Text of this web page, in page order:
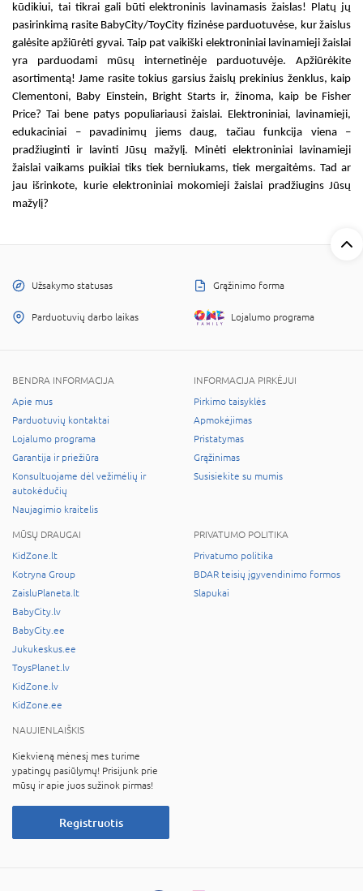
kūdikiui, tai tikrai gali būtielektroninis lavinamasis žaislas! Platų jų
pasirinkimą rasite BabyCity/ToyCity fizinėse parduotuvėse, kur žaislus
galėsite apžiūrėti gyvai. Taip patvaikiški elektroniniai lavinamieji žaislai
yra parduodami mūsų internetinėje parduotuvėje. Apžiūrėkite
asortimentą! Jame rasite tokius garsius žaislų prekinius ženklus, kaip
Clementoni, Baby Einstein, Bright Starts ir, žinoma, kaip be Fisher
Price? Tai bene patys populiariausižaislai. Elektroniniai, lavinamieji,
edukaciniai – pavadinimų jiems daug, tačiau funkcija viena –
pradžiuginti ir lavinti Jūsų mažylį. Minėti elektroniniai lavinamieji
žaislai vaikams puikiai tiks tiek berniukams, tiek mergaitėms. Tad ar
jau išrinkote, kurie elektroniniai mokomieji žaislai pradžiugins Jūsų
mažylį?
Užsakymo statusas Grąžinimo forma
Parduotuvių darbo laikas Lojalumo programa
BENDRA INFORMACIJA
Apie mus
Parduotuvių kontaktai
Lojalumo programa
Garantija ir priežiūra
Konsultuojame dėl vežimėlių ir
autokėdučių
Naujagimio kraitelis
INFORMACIJA PIRKĖJUI
Pirkimo taisyklės
Apmokėjimas
Pristatymas
Grąžinimas
Susisiekite su mumis
MŪSŲ DRAUGAI
KidZone.lt
Kotryna Group
ZaisluPlaneta.lt
BabyCity.lv
BabyCity.ee
Jukukeskus.ee
ToysPlanet.lv
KidZone.lv
KidZone.ee
PRIVATUMO POLITIKA
Privatumo politika
BDAR teisių įgyvendinimo formos
Slapukai
NAUJIENLAIŠKIS
Kiekvieną mėnesį mes turime
ypatingų pasiūlymų! Prisijunk prie
mūsų ir apie juos sužinok pirmas!
Registruotis